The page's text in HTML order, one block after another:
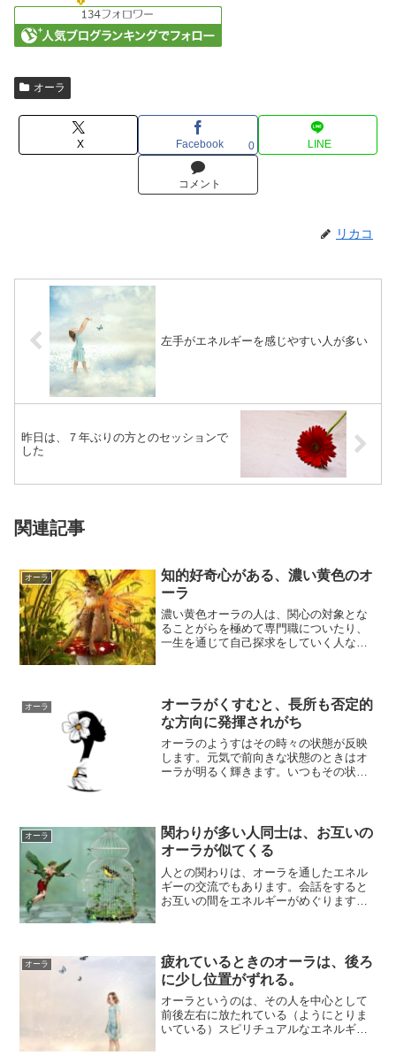
オーラ
X Facebook 0 LINE
コメント
リカコ
左手がエネルギーを感じやすい人が多い
昨日は、７年ぶりの方とのセッションで
した
関連記事
オーラ
知的好奇心がある、濃い黄色のオ
ーラ
濃い黄色オーラの人は、関心の対象とな
ることがらを極めて専門職についたり、
一生を通じて自己探求をしていく人など
オーラ
オーラがくすむと、長所も否定的
な方向に発揮されがち
オーラのようすはその時々の状態が反映
します。元気で前向きな状態のときはオ
ーラが明るく輝きます。いつもその状態
オーラ
関わりが多い人同士は、お互いの
オーラが似てくる
人との関わりは、オーラを通したエネル
ギーの交流でもあります。会話をすると
お互いの間をエネルギーがめぐります。
オーラ
疲れているときのオーラは、後ろ
に少し位置がずれる。
オーラというのは、その人を中心として
前後左右に放たれている（ようにとりま
いている）スピリチュアルなエネルギー